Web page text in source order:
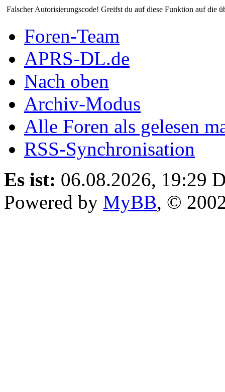
Falscher Autorisierungscode! Greifst du auf diese Funktion auf die
Foren-Team
APRS-DL.de
Nach oben
Archiv-Modus
Alle Foren als gelesen
RSS-Synchronisation
Es ist: 06.08.2026, 19:29
Powered by MyBB, ©